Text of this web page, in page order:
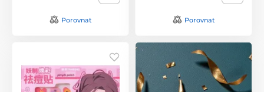
Porovnat Porovnat